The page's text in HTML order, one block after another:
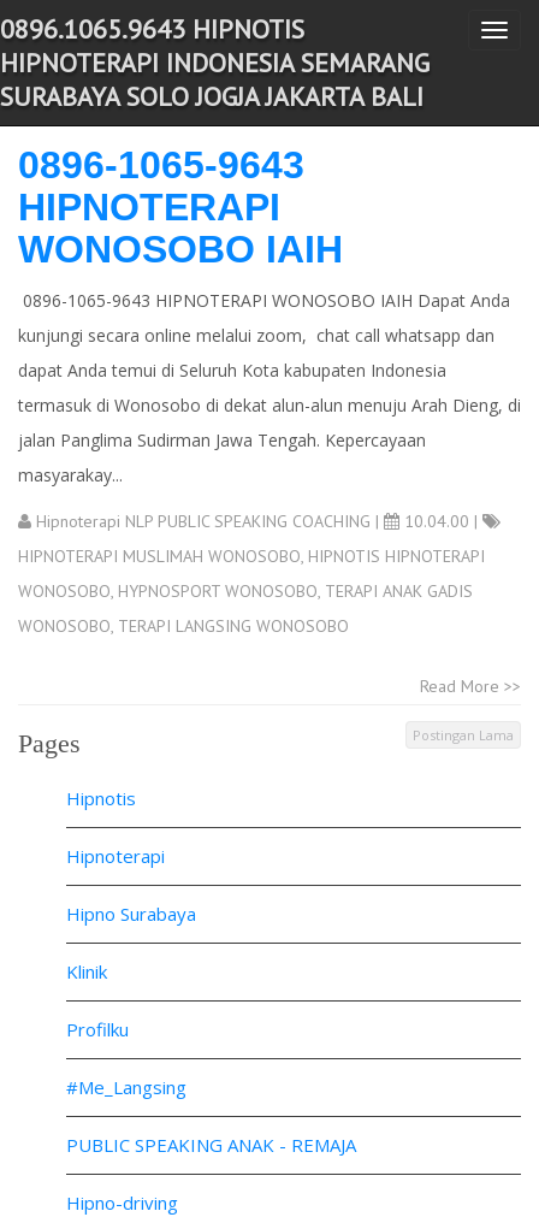
-->
T
g
v
n
0896.1065.9643 HIPNOTIS
HIPNOTERAPI INDONESIA SEMARANG
SURABAYA SOLO JOGJA JAKARTA BALI
0896-1065-9643
HIPNOTERAPI
WONOSOBO IAIH
0896-1065-9643 HIPNOTERAPI WONOSOBO IAIH Dapat Anda
kunjungi secara online melalui zoom, chat call whatsapp dan
dapat Anda temui di Seluruh Kota kabupaten Indonesia
termasuk di Wonosobo di dekat alun-alun menuju Arah Dieng, di
jalan Panglima Sudirman Jawa Tengah. Kepercayaan
masyarakay...
Hipnoterapi NLP PUBLIC SPEAKING COACHING |
10.04.00 |
HIPNOTERAPI MUSLIMAH WONOSOBO, HIPNOTIS HIPNOTERAPI
WONOSOBO, HYPNOSPORT WONOSOBO, TERAPI ANAK GADIS
WONOSOBO, TERAPI LANGSING WONOSOBO
Read More >>
Postingan Lama
Pages
Hipnotis
Hipnoterapi
Hipno Surabaya
Klinik
Profilku
#Me_Langsing
PUBLIC SPEAKING ANAK - REMAJA
Hipno-driving